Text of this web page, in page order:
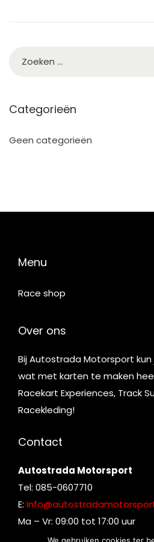
Categorieën
Geen categorieën
Menu
Race shop
Over ons
Bij Autostrada Motorsport
wat met karten te maken
Racekart Experiences, Track
Racekleding!
Contact
Autostrada Motorsport
Tel: 085-0607710
E:
Ma – Vr: 09:00 tot 17:00 uur
We gebruiken cookies ter